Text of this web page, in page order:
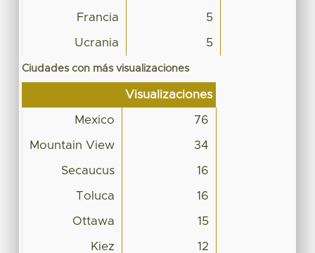
Francia 5
Ucrania 5
Ciudades con más visualizaciones
Visualizaciones
Mexico 76
Mountain View 34
Secaucus 16
Toluca 16
Ottawa 15
Kiez 12